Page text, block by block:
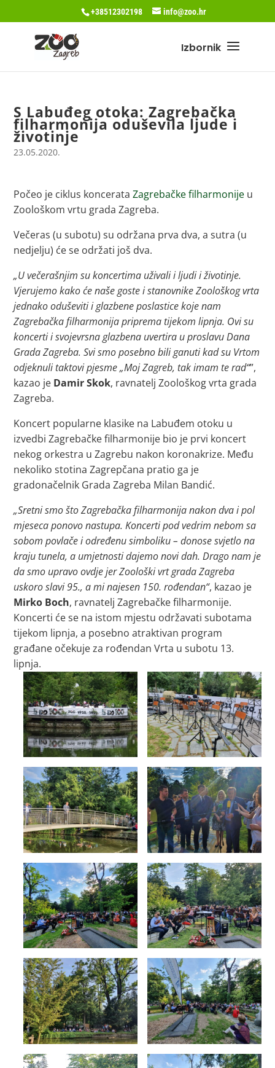
+38512302198 info@zoo.hr
S Labuđeg otoka: Zagrebačka
filharmonija oduševila ljude i
životinje
23.05.2020.
Počeo je ciklus koncerataZagrebačke filharmonije u
Zoološkom vrtu grada Zagreba.
Večeras (u subotu) su održana prva dva, a sutra (u
nedjelju) će se održati još dva.
„U večerašnjim su koncertima uživali i ljudi i životinje.
Vjerujemo kako će naše goste i stanovnike Zoološkog vrta
jednako oduševiti i glazbene poslastice koje nam
Zagrebačka filharmonija priprema tijekom lipnja. Ovi su
koncerti i svojevrsna glazbena uvertira u proslavu Dana
Grada Zagreba. Svi smo posebno bili ganuti kad su Vrtom
odjeknuli taktovi pjesme „Moj Zagreb, tak imam te rad“”,
kazao je Damir Skok, ravnatelj Zoološkog vrta grada
Zagreba.
Koncert popularne klasike na Labuđem otoku u
izvedbi Zagrebačke filharmonije bio je prvi koncert
nekog orkestra u Zagrebu nakon koronakrize. Među
nekoliko stotina Zagrepčana pratio ga je
gradonačelnik Grada Zagreba Milan Bandić.
„Sretni smo što Zagrebačka filharmonija nakon dva i pol
mjeseca ponovo nastupa. Koncerti pod vedrim nebom sa
sobom povlače i određenu simboliku – donose svjetlo na
kraju tunela, a umjetnosti dajemo novi dah. Drago nam je
da smo upravo ovdje jer Zoološki vrt grada Zagreba
uskoro slavi 95., a mi najesen 150. rođendan“, kazao je
Mirko Boch, ravnatelj Zagrebačke filharmonije.
Koncerti će se na istom mjestu održavati subotama
tijekom lipnja, a posebno atraktivan program
građane očekuje za rođendan Vrta u subotu 13.
lipnja.